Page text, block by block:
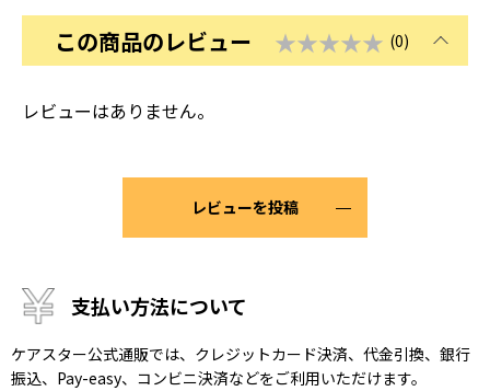
この商品のレビュー ★★★★★ (0)
レビューはありません。
レビューを投稿
支払い方法について
ケアスター公式通販では、クレジットカード決済、代金引換、銀行
振込、Pay-easy、コンビニ決済などをご利用いただけます。